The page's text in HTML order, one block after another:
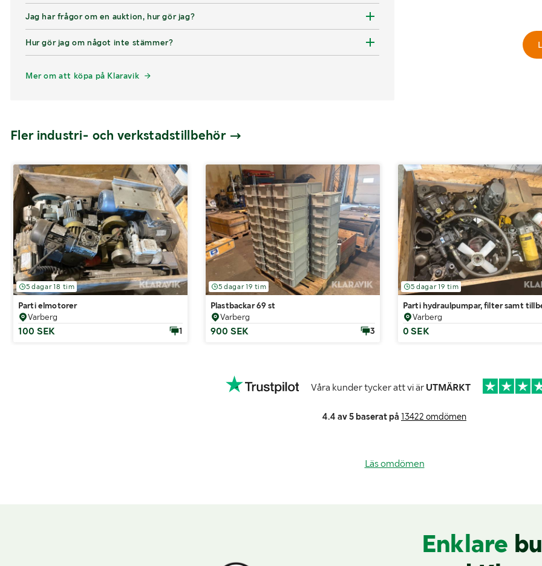
Jag har frågor om en auktion, hur gör jag?
Hur gör jag om något inte stämmer?
Mer om att köpa på Klaravik
Fler industri- och verkstadstillbehör
5 dagar 18 tim
Parti elmotorer
Varberg
100 SEK 1
5 dagar 19 tim
Plastbackar 69 st
Varberg
900 SEK 3
5 dagar 19 tim
Parti hydraulpumpar, filter samt
Varberg
0 SEK
Våra kunder tycker att vi är UTMÄRKT
4.4 av 5 baserat på 13422 omdömen
Läs omdömen
Enklare